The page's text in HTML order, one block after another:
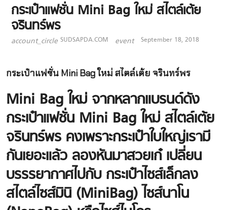
กระเป๋าแฟชั่น Mini Bag ใหม่ สไตล์เต้ย
จรินทร์พร
account_circle SUDSAPDA.COM event September 18, 2018
กระเป๋าแฟชั่น Mini Bagใหม่ สไตล์เต้ย จรินทร์พร
Mini Bag ใหม่ จากหลากแบรนด์ดัง
กระเป๋าแฟชั่น Mini Bag ใหม่ สไตล์เต้ย
จรินทร์พร คงเพราะกระเป๋าใบใหญ่เรามี
กันเยอะแล้ว ลองหันมาสวยเก๋ เปลี่ยน
บรรรยากาศไปกับ กระเป๋าไซส์เล็กลง
สไตล์ไซส์มินิ (MiniBag) ไซส์นาโน